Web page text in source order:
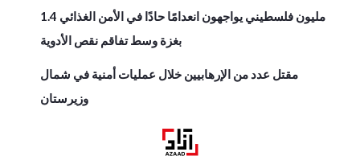
1.4 مليون فلسطيني يواجهون انعدامًا حادًا في الأمن الغذائي
بغزة وسط تفاقم نقص الأدوية
مقتل عدد من الإرهابيين خلال عمليات أمنية في شمال
وزيرستان